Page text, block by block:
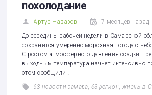
похолодание
Артур Назаров 7 месяцев назад
До середины рабочей недели в Самарской
сохранится умеренно морозная погода с
С ростом атмосферного давления осадки
выходным температура начнет интенсивно
этом сообщили…
63 новости самара,63 регион, жизнь в